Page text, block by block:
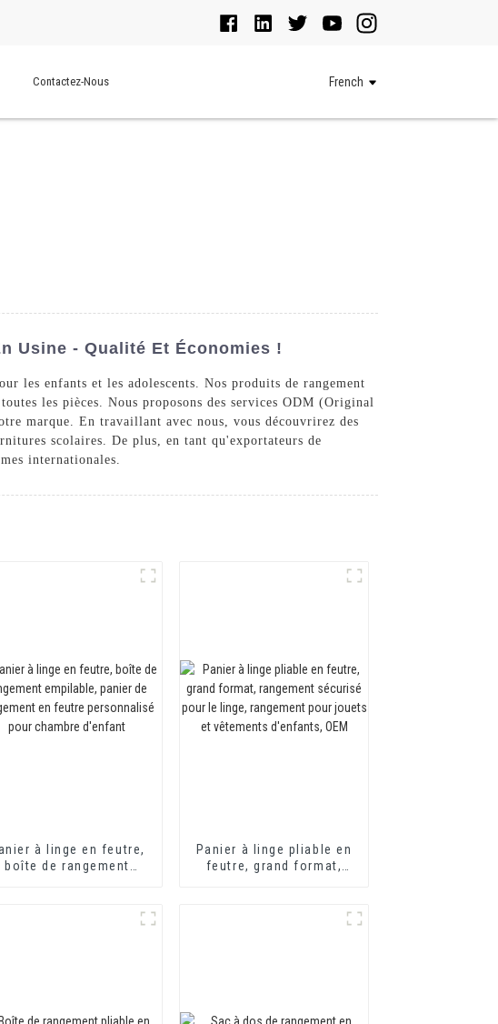
Contactez-Nous French
Usine - Qualité Et Économies !
les enfants et les adolescents. Nos produits de rangement
les pièces. Nous proposons des services ODM (Original
marque. En travaillant avec nous, vous découvrirez des
scolaires. De plus, en tant qu'exportateurs de
internationales.
à linge en feutre,
boîte de rangement
Panier à linge pliable en
feutre, grand format,